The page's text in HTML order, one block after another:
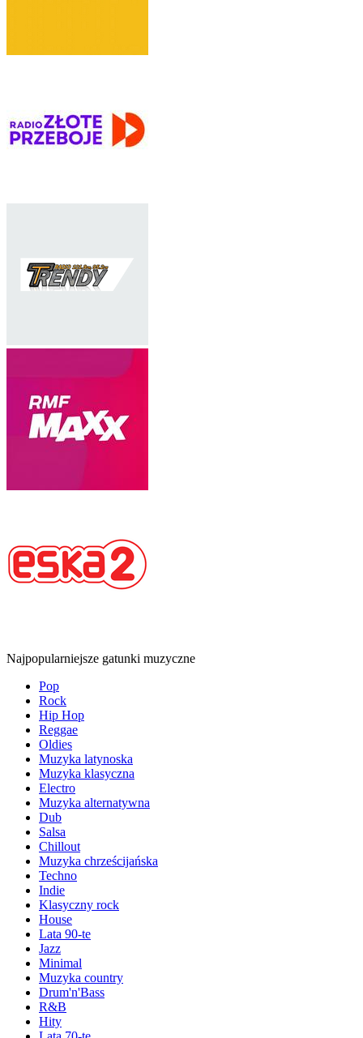
Najpopularniejsze gatunki muzyczne
Pop
Rock
Hip Hop
Reggae
Oldies
Muzyka latynoska
Muzyka klasyczna
Electro
Muzyka alternatywna
Dub
Salsa
Chillout
Muzyka chrześcijańska
Techno
Indie
Klasyczny rock
House
Lata 90-te
Jazz
Minimal
Muzyka country
Drum'n'Bass
R&B
Hity